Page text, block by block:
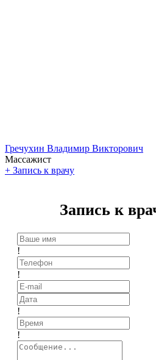
Гречухин Владимир Викторович
Массажист
+ Запись к врачу
Запись к
!
!
!
!